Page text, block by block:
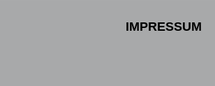
IMPRESSUM